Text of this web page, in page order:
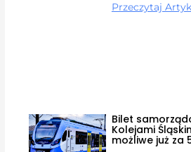
Przeczytaj
Bilet
Kolejami
możliwe już za